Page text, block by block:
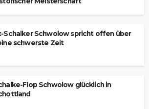
Schalker Schwolow spricht offen über
schwerste Zeit
Flop Schwolow glücklich in